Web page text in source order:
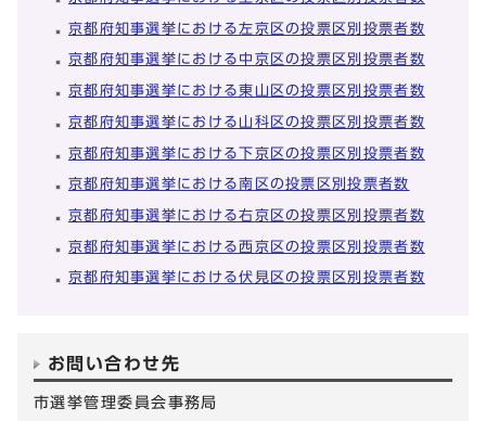
京都府知事選挙における左京区の投票区別投票者数
京都府知事選挙における中京区の投票区別投票者数
京都府知事選挙における東山区の投票区別投票者数
京都府知事選挙における山科区の投票区別投票者数
京都府知事選挙における下京区の投票区別投票者数
京都府知事選挙における南区の投票区別投票者数
京都府知事選挙における右京区の投票区別投票者数
京都府知事選挙における西京区の投票区別投票者数
京都府知事選挙における伏見区の投票区別投票者数
お問い合わせ先
市選挙管理委員会事務局